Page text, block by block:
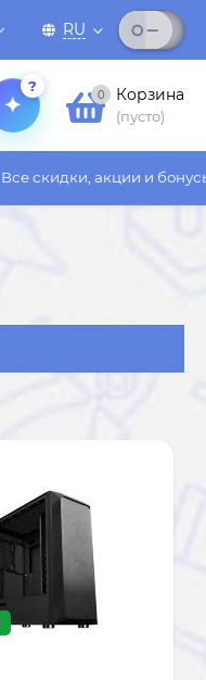
RU
?
0 Корзина
(пусто)
действуют только на